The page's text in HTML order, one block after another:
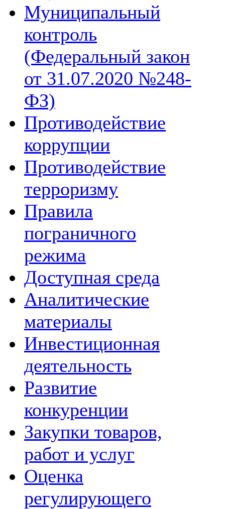
Муниципальный
контроль
(Федеральный закон
от 31.07.2020 №248-
ФЗ)
Противодействие
коррупции
Противодействие
терроризму
Правила
пограничного
режима
Доступная среда
Аналитические
материалы
Инвестиционная
деятельность
Развитие
конкуренции
Закупки товаров,
работ и услуг
Оценка
регулирующего